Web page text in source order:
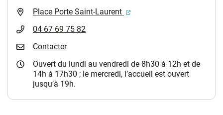
Place Porte Saint-Laurent
(ouverture dans un
04 67 69 75 82
Contacter
Ouvert du lundi au vendredi de 8h30 à 12h et de
14h à 17h30 ; le mercredi, l’accueil est ouvert
jusqu’à 19h.